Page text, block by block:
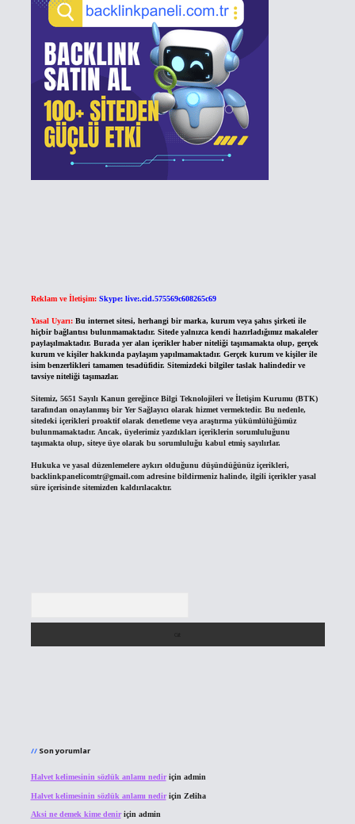
Reklam ve İletişim: Skype: live:.cid.575569c608265c69
Yasal Uyarı: Bu internet sitesi, herhangi bir marka, kurum veya şahıs şirketi ile
hiçbir bağlantısı bulunmamaktadır. Sitede yalnızca kendi hazırladığımız makaleler
paylaşılmaktadır. Burada yer alan içerikler haber niteliği taşımamakta olup, gerçek
kurum ve kişiler hakkında paylaşım yapılmamaktadır. Gerçek kurum ve kişiler ile
isim benzerlikleri tamamen tesadüfidir. Sitemizdeki bilgiler taslak halindedir ve
tavsiye niteliği taşımazlar.
Sitemiz, 5651 Sayılı Kanun gereğince Bilgi Teknolojileri ve İletişim Kurumu (BTK)
tarafından onaylanmış bir Yer Sağlayıcı olarak hizmet vermektedir. Bu nedenle,
sitedeki içerikleri proaktif olarak denetleme veya araştırma yükümlülüğümüz
bulunmamaktadır. Ancak, üyelerimiz yazdıkları içeriklerin sorumluluğunu
taşımakta olup, siteye üye olarak bu sorumluluğu kabul etmiş sayılırlar.
Hukuka ve yasal düzenlemelere aykırı olduğunu düşündüğünüz içerikleri,
backlinkpanelicomtr@gmail.comadresine bildirmeniz halinde, ilgili içerikler yasal
süre içerisinde sitemizden kaldırılacaktır.
Son yorumlar
Halvet kelimesinin sözlük anlamı nediriçin admin
Halvet kelimesinin sözlük anlamı nediriçin Zeliha
Aksi ne demek kime deniriçin admin